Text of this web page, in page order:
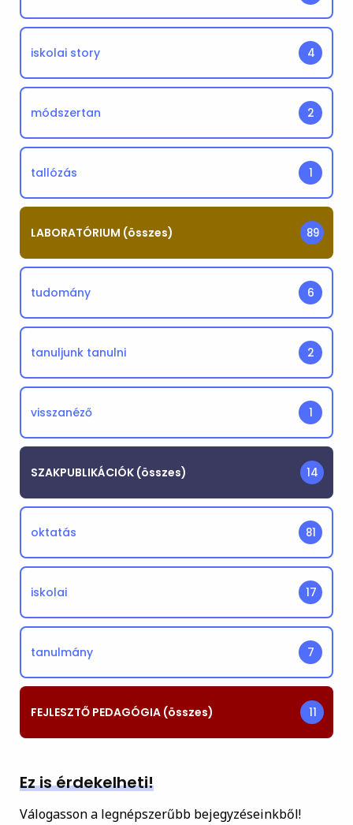
iskolai story 4
módszertan 2
tallózás 1
LABORATÓRIUM (összes) 89
tudomány 6
tanuljunk tanulni 2
visszanéző 1
SZAKPUBLIKÁCIÓK (összes) 14
oktatás 81
iskolai 17
tanulmány 7
FEJLESZTŐ PEDAGÓGIA (összes) 11
Ez is érdekelheti!
Válogasson a legnépszerűbb bejegyzéseinkből!